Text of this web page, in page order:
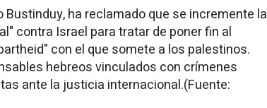
ha reclamado que se incremente la
contra Israel para tratar de poner fin al
con el que somete a los palestinos.
hebreos vinculados con crímenes
ante la justicia internacional.(Fuente: